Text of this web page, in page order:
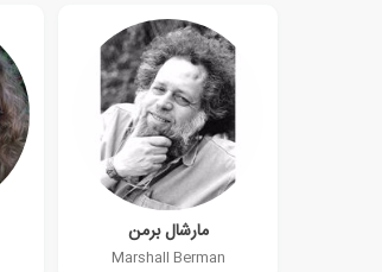
مارشال برمن
Marshall Berman